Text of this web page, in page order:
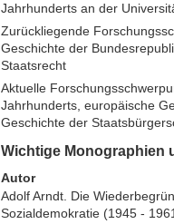
Jahrhunderts an der
Zurückliegende
Geschichte der
Staatsrecht
Aktuelle
Jahrhunderts, europäische
Geschichte der
Wichtige Monographien
Autor
Adolf Arndt. Die
Sozialdemokratie (1945 -